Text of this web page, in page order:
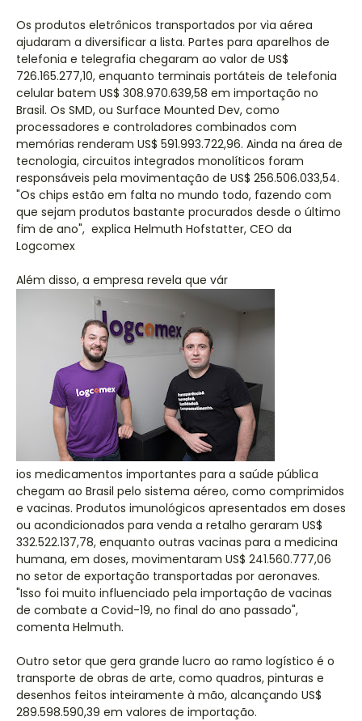
Os produtos eletrônicos transportados por via aérea
ajudaram a diversificar a lista. Partes para aparelhos de
telefonia e telegrafia chegaram ao valor de US$
726.165.277,10, enquanto terminais portáteis de telefonia
celular batem US$ 308.970.639,58 em importação no
Brasil. Os SMD, ou Surface Mounted Dev, como
processadores e controladores combinados com
memórias renderam US$ 591.993.722,96. Ainda na área de
tecnologia, circuitos integrados monolíticos foram
responsáveis pela movimentação de US$ 256.506.033,54.
"Os chips estão em falta no mundo todo, fazendo com
que sejam produtos bastante procurados desde o último
fim de ano", explica Helmuth Hofstatter, CEO da
Logcomex
Além disso, a empresa revela que vár
ios medicamentos importantes para a saúde pública
chegam ao Brasil pelo sistema aéreo, como comprimidos
e vacinas. Produtos imunológicos apresentados em doses
ou acondicionados para venda a retalho geraram US$
332.522.137,78, enquanto outras vacinas para a medicina
humana, em doses, movimentaram US$ 241.560.777,06
no setor de exportação transportadas por aeronaves.
"Isso foi muito influenciado pela importação de vacinas
de combate a Covid-19, no final do ano passado",
comenta Helmuth.
Outro setor que gera grande lucro ao ramo logístico é o
transporte de obras de arte, como quadros, pinturas e
desenhos feitos inteiramente à mão, alcançando US$
289.598.590,39 em valores de importação.